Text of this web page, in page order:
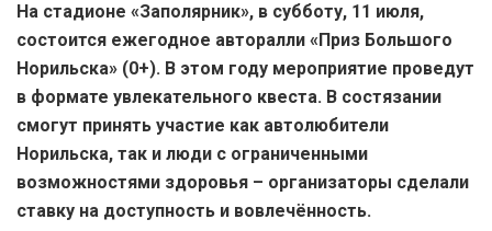
На стадионе «Заполярник», в субботу, 11 июля,
состоится ежегодное авторалли «Приз Большого
Норильска» (0+). В этом году мероприятие проведут
в формате увлекательного квеста. В состязании
смогут принять участие как автолюбители
Норильска, так и люди с ограниченными
возможностями здоровья – организаторы сделали
ставку на доступность и вовлечённость.